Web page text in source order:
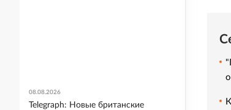
08.08.2026
Telegraph: Новые британские